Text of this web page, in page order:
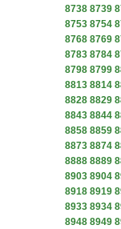
8738 8739
8753 8754
8768 8769
8783 8784
8798 8799
8813 8814
8828 8829
8843 8844
8858 8859
8873 8874
8888 8889
8903 8904
8918 8919
8933 8934
8948 8949